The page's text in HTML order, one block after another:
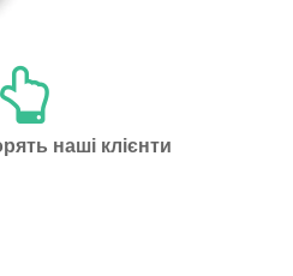
наші клієнти